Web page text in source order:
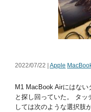
2022/07/22 | Apple
M1 MacBook Airにはな
と探し回っていた。 タッ
しては次のような選択肢